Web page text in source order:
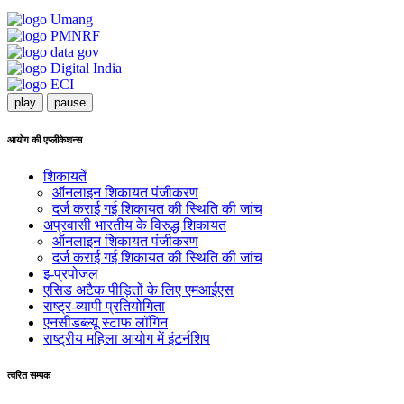
play pause
आयोग की एप्लीकेशन्स
शिकायतें
ऑनलाइन शिकायत पंजीकरण
दर्ज कराई गई शिकायत की स्थिति की जांच
अप्रवासी भारतीय के विरुद्ध शिकायत
ऑनलाइन शिकायत पंजीकरण
दर्ज कराई गई शिकायत की स्थिति की जांच
इ-प्रपोजल
एसिड अटैक पीड़ितों के लिए एमआईएस
राष्ट्र-व्यापी प्रतियोगिता
एनसीडब्ल्यू स्टाफ लॉगिन
राष्ट्रीय महिला आयोग में इंटर्नशिप
त्वरित सम्पक